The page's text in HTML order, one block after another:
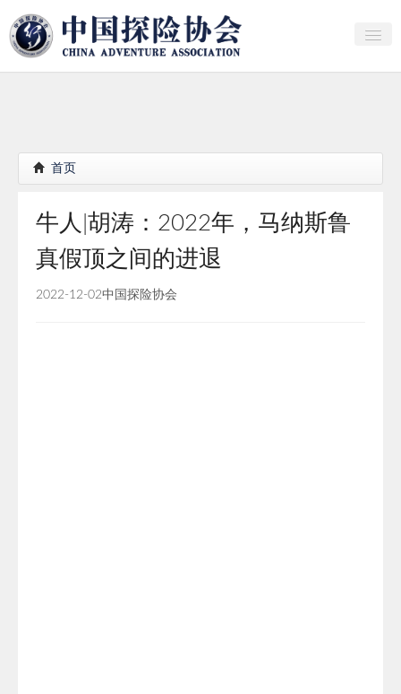
产业研究
行者证书申报
分支机构
首页
牛人|胡涛：2022年，马纳斯鲁
真假顶之间的进退
2022-12-02中国探险协会